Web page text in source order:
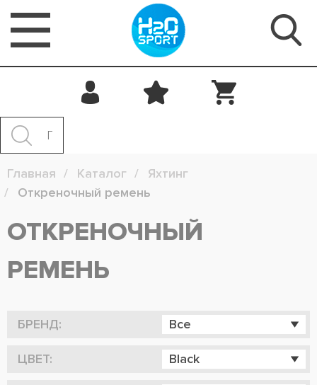
Главная Каталог
Яхтинг
Откреночный ремень
ОТКРЕНОЧНЫЙ
РЕМЕНЬ
БРЕНД: Все
ЦВЕТ: Black